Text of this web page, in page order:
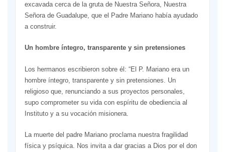
excavada cerca de la gruta de Nuestra Señora, Nuestra
Señora de Guadalupe, que el Padre Mariano había ayudado
a construir.
Un hombre íntegro, transparente y sin pretensiones
Los hermanos escribieron sobre él: “El P. Mariano era un
hombre íntegro, transparente y sin pretensiones. Un
religioso que, renunciando a sus proyectos personales,
supo comprometer su vida con espíritu de obediencia al
Instituto y a su vocación misionera.
La muerte del padre Mariano proclama nuestra fragilidad
física y psíquica. Nos invita a dar gracias a Dios por el don